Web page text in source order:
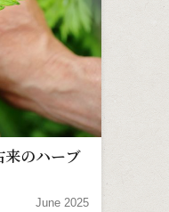
のハーブ
June 2025